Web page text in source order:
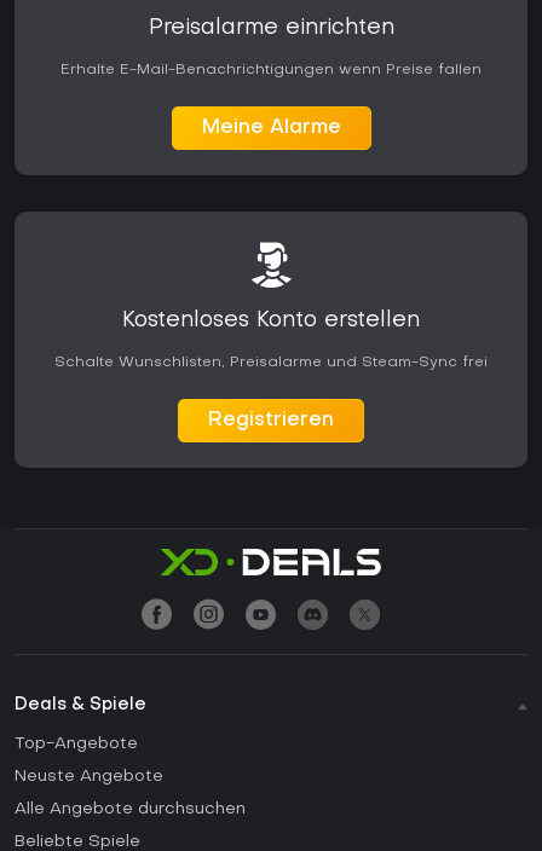
Preisalarme einrichten
Erhalte E-Mail-Benachrichtigungen wenn Preise fallen
Meine Alarme
Kostenloses Konto erstellen
Schalte Wunschlisten, Preisalarme und Steam-Sync frei
Registrieren
Deals & Spiele
Top-Angebote
Neuste Angebote
Alle Angebote durchsuchen
Beliebte Spiele